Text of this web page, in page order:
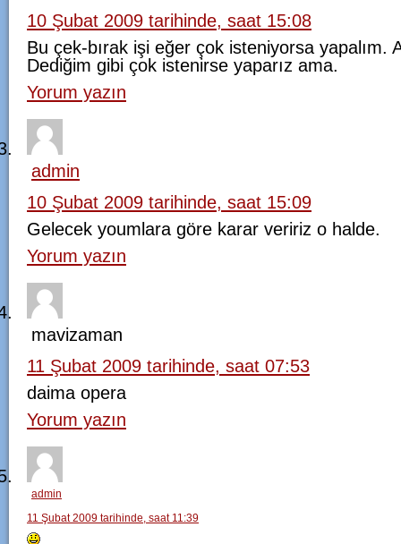
10 Şubat 2009 tarihinde, saat 15:08
Bu çek-bırak işi eğer çok isteniyorsa
Dediğim gibi çok istenirse yaparız ama.
Yorum yazın
admin
10 Şubat 2009 tarihinde, saat 15:09
Gelecek youmlara göre karar veririz o halde.
Yorum yazın
mavizaman
11 Şubat 2009 tarihinde, saat 07:53
daima opera
Yorum yazın
admin
11 Şubat 2009 tarihinde, saat 11:39